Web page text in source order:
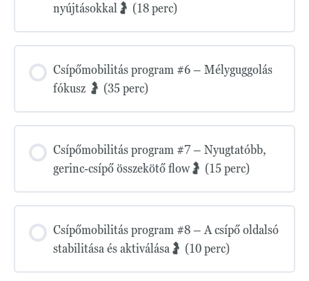
nyújtásokkal🤰 (18 perc)
Csípőmobilitás program #6 – Mélyguggolás
fókusz 🤰 (35 perc)
Csípőmobilitás program #7 – Nyugtatóbb,
gerinc-csípő összekötő flow🤰 (15 perc)
Csípőmobilitás program #8 – A csípő oldalsó
stabilitása és aktiválása🤰 (10 perc)